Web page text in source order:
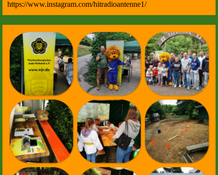
https://www.instagram.com/hitradioantenne1/